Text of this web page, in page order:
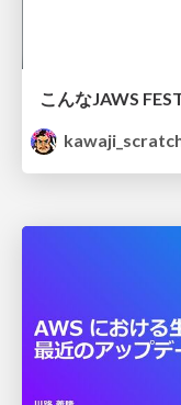
こんなJAWS